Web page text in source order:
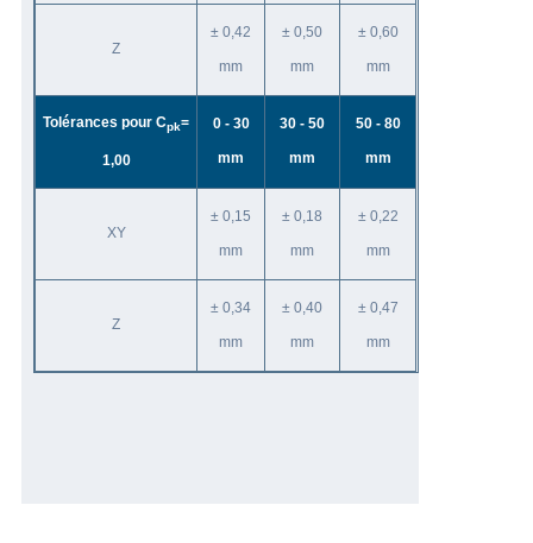
Z
± 0,42
mm
± 0,50
mm
± 0,60
mm
Tolérances pour Cpk=
1,00
0 - 30
mm
30 - 50
mm
50 - 80
mm
XY
± 0,15
mm
± 0,18
mm
± 0,22
mm
Z
± 0,34
mm
± 0,40
mm
± 0,47
mm